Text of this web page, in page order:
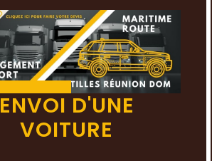
ENVOI D'UNE
VOITURE